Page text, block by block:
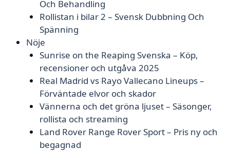
Och Behandling
Rollistan i bilar 2 – Svensk Dubbning Och
Spänning
Nöje
Sunrise on the Reaping Svenska – Köp,
recensioner och utgåva 2025
Real Madrid vs Rayo Vallecano Lineups –
Förväntade elvor och skador
Vännerna och det gröna ljuset – Säsonger,
rollista och streaming
Land Rover Range Rover Sport – Pris ny och
begagnad